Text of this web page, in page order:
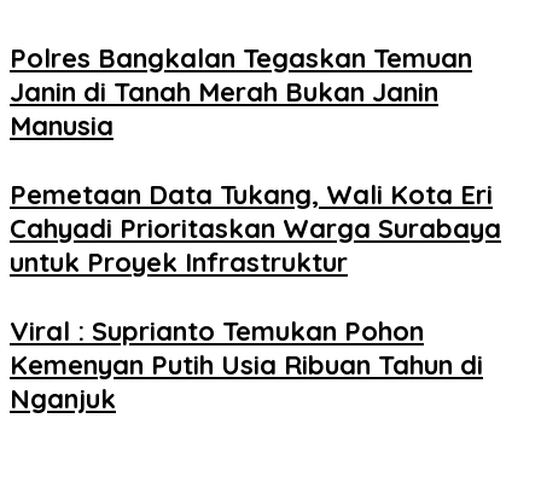
Polres Bangkalan Tegaskan Temuan
Janin di Tanah Merah Bukan Janin
Manusia
Pemetaan Data Tukang, Wali Kota Eri
Cahyadi Prioritaskan Warga Surabaya
untuk Proyek Infrastruktur
Viral : Suprianto Temukan Pohon
Kemenyan Putih Usia Ribuan Tahun di
Nganjuk